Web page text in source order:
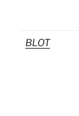
BLOT